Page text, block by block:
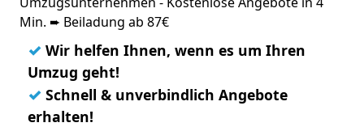
Min. ➨ Beiladung ab 87€
✓ Wir helfen Ihnen, wenn es um Ihren
Umzug geht!
✓ Schnell & unverbindlich Angebote
erhalten!